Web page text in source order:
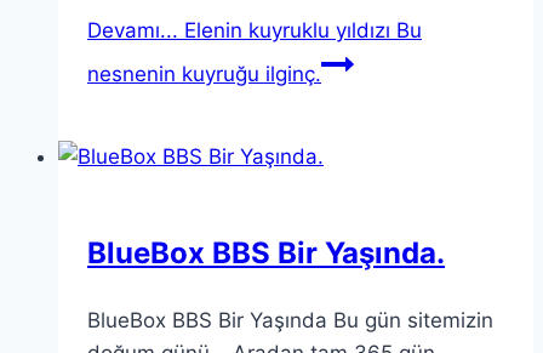
Devamı... Elenin kuyruklu yıldızı Bu
nesnenin kuyruğu ilginç.
BlueBox BBS Bir Yaşında.
BlueBox BBS Bir Yaşında Bu gün sitemizin